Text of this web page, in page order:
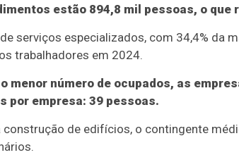
estão 894,8 mil pessoas, o que
serviços especializados, com 34,4% da
trabalhadores em 2024.
menor número de ocupados, as
por empresa: 39 pessoas.
de edifícios, o contingente